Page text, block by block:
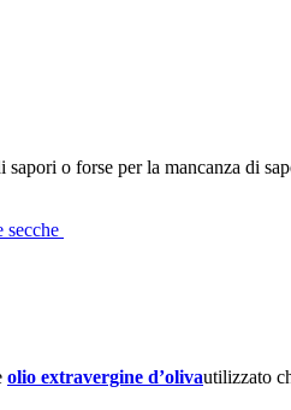
o forse per la mancanza di
secche
olio extravergine d’olivautilizzato